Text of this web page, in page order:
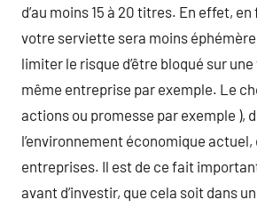
d’au moins 15 à 20 titres. En effet,
votre serviette sera moins
limiter le risque d’être bloqué sur
même entreprise par exemple. Le
actions ou promesse par exemple ),
l’environnement économique
entreprises. Il est de ce fait
avant d’investir, que cela soit dans